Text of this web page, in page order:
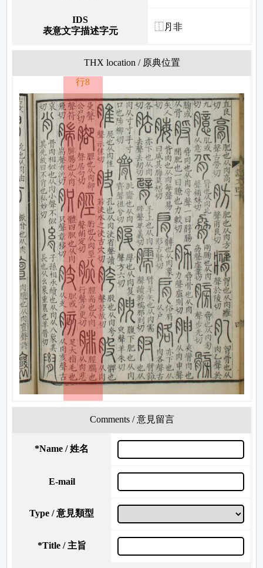
IDS
表意文字描述字元
⿰⺼非
THX location / 原典位置
行8
Comments / 意見留言
*Name / 姓名
E-mail
Type / 意見類型
*Title / 主旨